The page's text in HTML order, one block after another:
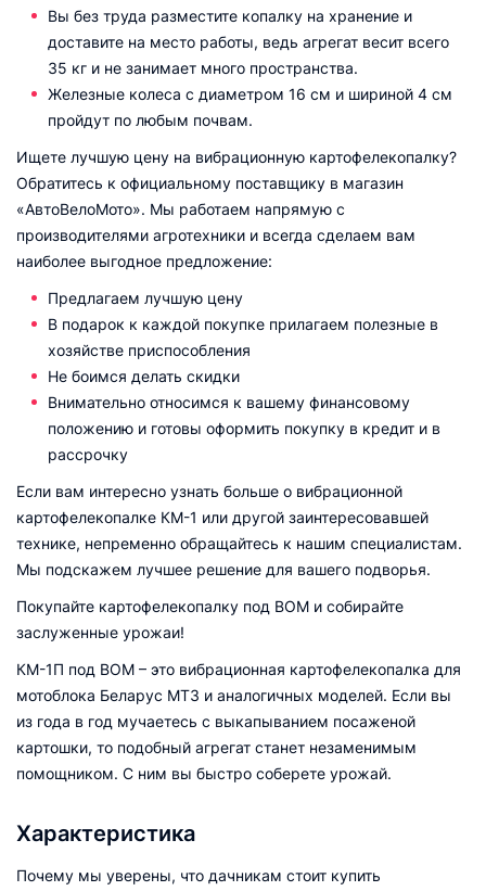
Вы без труда разместите копалку на хранение и
доставите на место работы, ведь агрегат весит всего
35 кг и не занимает много пространства.
Железные колеса с диаметром 16 см и шириной 4 см
пройдут по любым почвам.
Ищете лучшую цену на вибрационную картофелекопалку?
Обратитесь к официальному поставщику в магазин
«АвтоВелоМото». Мы работаем напрямую с
производителями агротехники и всегда сделаем вам
наиболее выгодное предложение:
Предлагаем лучшую цену
В подарок к каждой покупке прилагаем полезные в
хозяйстве приспособления
Не боимся делать скидки
Внимательно относимся к вашему финансовому
положению и готовы оформить покупку в кредит и в
рассрочку
Если вам интересно узнать больше о вибрационной
картофелекопалке КМ-1 или другой заинтересовавшей
технике, непременно обращайтесь к нашим специалистам.
Мы подскажем лучшее решение для вашего подворья.
Покупайте картофелекопалку под ВОМ и собирайте
заслуженные урожаи!
КМ-1П под ВОМ – это вибрационная картофелекопалка для
мотоблока Беларус МТЗ и аналогичных моделей. Если вы
из года в год мучаетесь с выкапыванием посаженой
картошки, то подобный агрегат станет незаменимым
помощником. С ним вы быстро соберете урожай.
Характеристика
Почему мы уверены, что дачникам стоит купить